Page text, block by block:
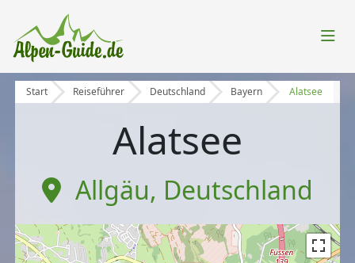
Start Reiseführer Deutschland Bayern Alatsee
Alatsee
Allgäu, Deutschland